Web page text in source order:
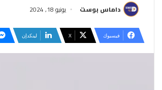
داماس بوست يونيو 18, 2024
فيسبوك ‫X لينكدإن